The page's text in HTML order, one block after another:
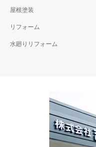
屋根塗装
リフォーム
水廻りリフォーム